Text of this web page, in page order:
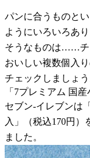
パンに合うものと
ようにいろいろあ
そうなものは……チ
おいしい複数個入
チェックしましょう
「7プレミアム 国
セブン-イレブンは
入」（税込170円）
ました。